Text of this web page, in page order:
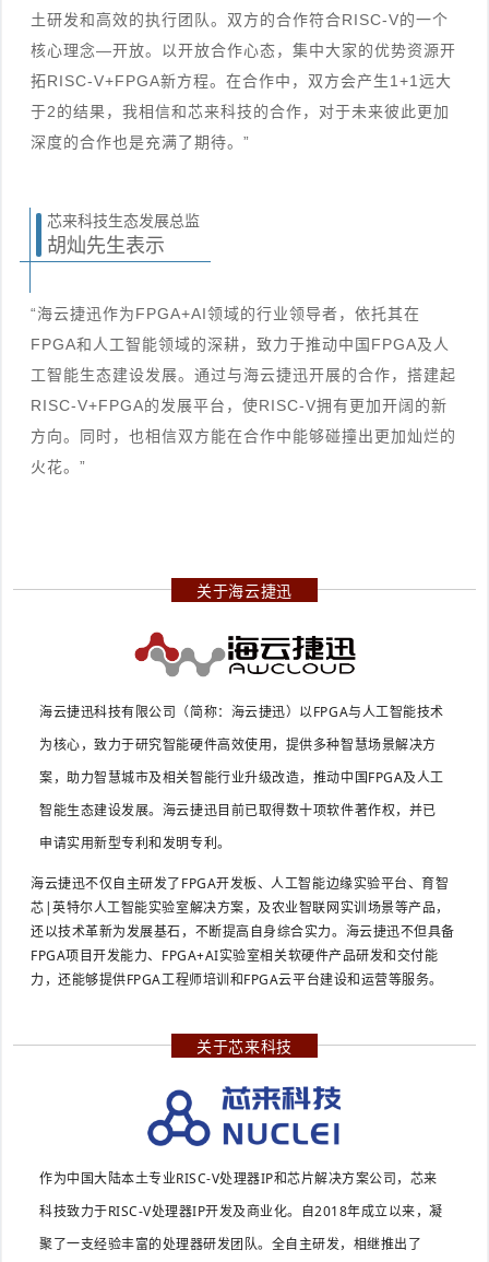
土研发和高效的执行团队。双方的合作符合RISC-V的一个
核心理念—开放。以开放合作心态，集中大家的优势资源开
拓RISC-V+FPGA新方程。在合作中，双方会产生1+1远大
于2的结果，我相信和芯来科技的合作，对于未来彼此更加
深度的合作也是充满了期待。”
芯来科技生态发展总监
胡灿先生表示
“海云捷迅作为FPGA+AI领域的行业领导者，依托其在
FPGA和人工智能领域的深耕，致力于推动中国FPGA及人
工智能生态建设发展。通过与海云捷迅开展的合作，搭建起
RISC-V+FPGA的发展平台，使RISC-V拥有更加开阔的新
方向。同时，也相信双方能在合作中能够碰撞出更加灿烂的
火花。”
关于海云捷迅
海云捷迅科技有限公司（简称：海云捷迅）以FPGA与人工智能技术
为核心，致力于研究智能硬件高效使用，提供多种智慧场景解决方
案，助力智慧城市及相关智能行业升级改造，推动中国FPGA及人工
智能生态建设发展。海云捷迅目前已取得数十项软件著作权，并已
申请实用新型专利和发明专利。
海云捷迅不仅自主研发了FPGA开发板、人工智能边缘实验平台、育智
芯|英特尔人工智能实验室解决方案，及农业智联网实训场景等产品，
还以技术革新为发展基石，不断提高自身综合实力。海云捷迅不但具备
FPGA项目开发能力、FPGA+AI实验室相关软硬件产品研发和交付能
力，还能够提供FPGA工程师培训和FPGA云平台建设和运营等服务。
关于芯来科技
作为中国大陆本土专业RISC-V处理器IP和芯片解决方案公司，芯来
科技致力于RISC-V处理器IP开发及商业化。自2018年成立以来，凝
聚了一支经验丰富的处理器研发团队。全自主研发，相继推出了